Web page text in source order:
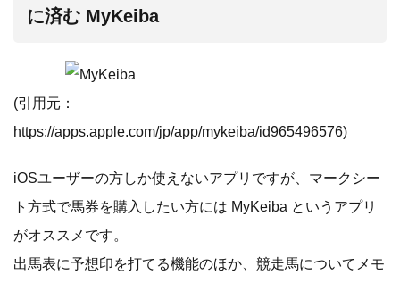
に済む MyKeiba
(引用元：
https://apps.apple.com/jp/app/mykeiba/id965496576)
iOSユーザーの方しか使えないアプリですが、マークシー
ト方式で馬券を購入したい方には MyKeiba というアプリ
がオススメです。
出馬表に予想印を打てる機能のほか、競走馬についてメモ